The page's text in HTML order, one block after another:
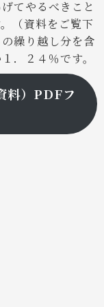
てやるべきこと
（資料をご覧下
繰り越し分を含
．２４％です。
料）PDFフ